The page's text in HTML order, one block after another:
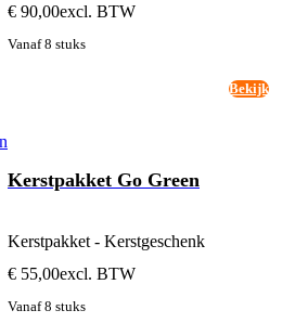
€ 90,00excl. BTW
Vanaf 8 stuks
Bekijk
Kerstpakket Go Green
Kerstpakket - Kerstgeschenk
€ 55,00excl. BTW
Vanaf 8 stuks